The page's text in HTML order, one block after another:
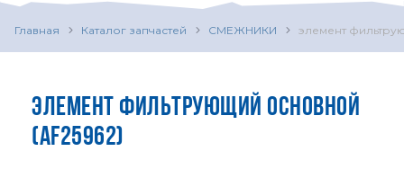
Главная Каталог запчастей СМЕЖНИКИ элемент
ЭЛЕМЕНТ ФИЛЬТРУЮЩИЙ ОСНОВНОЙ
(AF25962)